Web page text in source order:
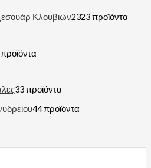
Κλουβιών2323 προϊόντα
33 προϊόντα
44 προϊόντα